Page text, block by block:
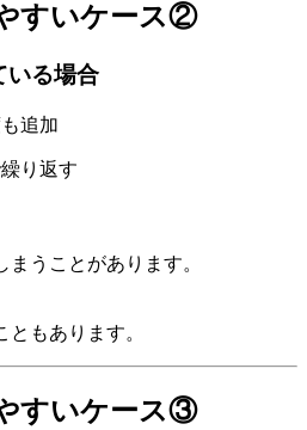
すいケース②
いる場合
追加
り返す
まうことがあります。
もあります。
すいケース③